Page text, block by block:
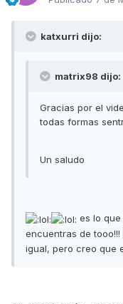
katxurri dijo:
matrix98 dijo:
Gracias por el
todas formas
Un saludo
es lo
encuentras de tooo!!!
igual, pero creo que